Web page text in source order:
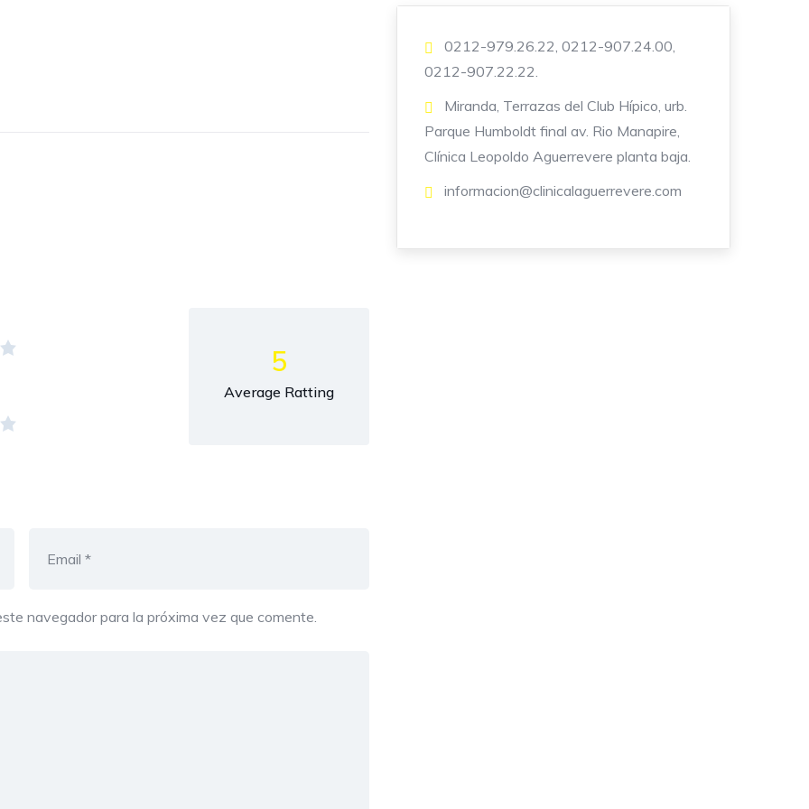
5
Average Ratting
navegador para la próxima vez que comente.
0212-979.26.22, 0212-907.24.00,
0212-907.22.22.
Miranda, Terrazas del Club Hípico, urb.
Parque Humboldt final av. Rio Manapire,
Clínica Leopoldo Aguerrevere planta baja.
informacion@clinicalaguerrevere.com